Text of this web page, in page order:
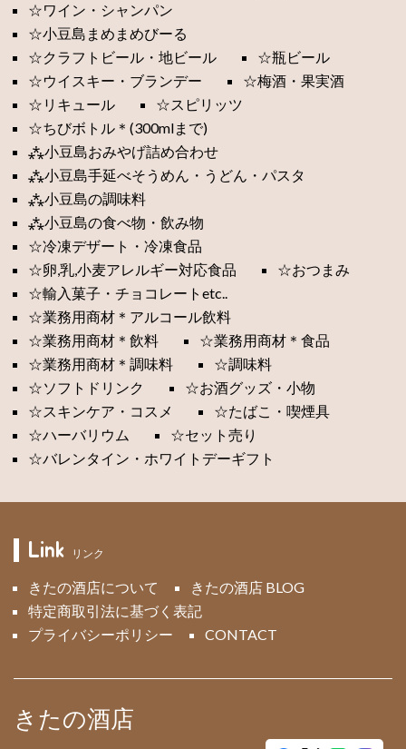
☆ワイン・シャンパン
☆小豆島まめまめびーる
☆クラフトビール・地ビール
☆瓶ビール
☆ウイスキー・ブランデー
☆梅酒・果実酒
☆リキュール
☆スピリッツ
☆ちびボトル＊(300mlまで)
⁂小豆島おみやげ詰め合わせ
⁂小豆島手延べそうめん・うどん・パスタ
⁂小豆島の調味料
⁂小豆島の食べ物・飲み物
☆冷凍デザート・冷凍食品
☆卵,乳,小麦アレルギー対応食品
☆おつまみ
☆輸入菓子・チョコレートetc..
☆業務用商材＊アルコール飲料
☆業務用商材＊飲料
☆業務用商材＊食品
☆業務用商材＊調味料
☆調味料
☆ソフトドリンク
☆お酒グッズ・小物
☆スキンケア・コスメ
☆たばこ・喫煙具
☆ハーバリウム
☆セット売り
☆バレンタイン・ホワイトデーギフト
Link リンク
きたの酒店について
きたの酒店 BLOG
特定商取引法に基づく表記
プライバシーポリシー
CONTACT
きたの酒店